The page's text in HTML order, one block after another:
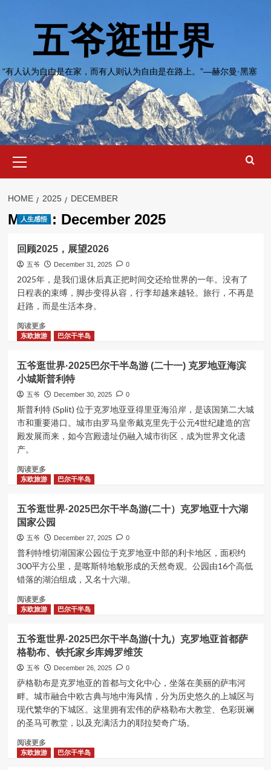
五爷逛世界
“有人认为自由是在家，而有人则认为自由是在路上。”—赫尔曼·黑塞
Menu
HOME 2025 DECEMBER
Month: December 2025
人生感悟
回顾2025，展望2026
五爷 December 31, 2025 0
2025年，是我们退休后真正把时间交还给世界的一年。没有了
日程表的束缚，脚步变得从容，行李却越来越轻。旅行，不再是
赶路，而是生活本身。
阅读更多Read
more
回
顾
2025，
展
望
2026
东欧旅游 巴尔干半岛
五爷逛世界·2025巴尔干半岛游 (二十一) 克罗地亚海滨
小城斯普利特
五爷 December 30, 2025 0
斯普利特 (Split) 位于克罗地亚亚得里亚海沿岸，是该国第二大城
市和重要港口。城市由罗马皇帝戴克里先于公元4世纪建造的宫
殿发展而来，如今宫殿遗址仍融入城市街区，成为世界文化遗
产。
阅读更多Read
more
五
爷
逛
世
界
·2025
巴
尔
半
岛
(二
十
一)
罗
地
亚
海
小
城
东欧旅游 巴尔干半岛
五爷逛世界·2025巴尔干半岛游(二十）克罗地亚十六湖
国家公园
五爷 December 27, 2025 0
普利特维切湖国家公园位于克罗地亚中部的利卡地区，面积约
300平方公里，是喀斯特地貌形成的天然奇观。公园由16个高低
错落的湖泊组成，又名十六湖。
阅读更多Read
more
五
爷
逛
世
界
·2025
巴
尔
干
岛
游
东欧旅游 巴尔干半岛
五爷逛世界·2025巴尔干半岛游(十九）克罗地亚首都萨
格勒布、铁托家乡库姆罗维茨
五爷 December 26, 2025 0
萨格勒布是克罗地亚的首都与文化中心，坐落在美丽的萨韦河
畔。城市融合中欧古典与地中海风情，分为历史悠久的上城区与
现代繁华的下城区。这里拥有宏伟的萨格勒布大教堂、色彩斑斓
的圣马可教堂，以及充满活力的耶拉契奇广场。
阅读更多Read
more
东欧旅游 巴尔干半岛